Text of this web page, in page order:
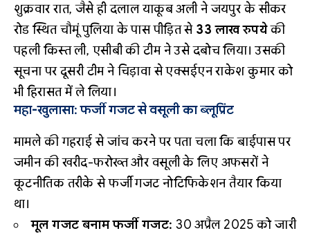
शुक्रवार रात, जैसे ही दलाल याकूब अली ने जयपुर के सीकर
रोड स्थित चौमूं पुलिया के पास पीड़ित से 33 लाख रुपयेकी
पहली किस्त ली, एसीबी की टीम ने उसे दबोच लिया। उसकी
सूचना पर दूसरी टीम ने चिड़ावा से एक्सईएन राकेश कुमार को
भी हिरासत में ले लिया।
महा-खुलासा: फर्जी गजट से वसूली का ब्लूप्रिंट
मामले की गहराई से जांच करने पर पता चला कि बाईपास पर
जमीन की खरीद-फरोख्त और वसूली के लिए अफसरों ने
कूटनीतिक तरीके से फर्जी गजट नोटिफिकेशन तैयार किया
था।
मूल गजट बनाम फर्जी गजट: 30 अप्रैल 2025 को जारी